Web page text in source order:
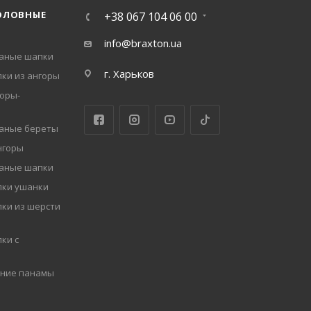
шапки
из ангоры
береты
шапки
ушанки
из шерсти
с
панамы
+38 067 104 06 00
info@braxton.ua
г. Харьков